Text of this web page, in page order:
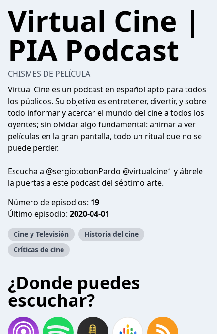
Virtual Cine |
PIA Podcast
CHISMES DE PELÍCULA
Virtual Cine es un podcast en español apto para todos
los públicos. Su objetivo es entretener, divertir, y sobre
todo informar y acercar el mundo del cine a todos los
oyentes; sin olvidar algo fundamental: animar a ver
películas en la gran pantalla, todo un ritual que no se
puede perder.
Escucha a @sergiotobonPardo @virtualcine1 y ábrele
la puertas a este podcast del séptimo arte.
Número de episodios: 19
Último episodio: 2020-04-01
Cine y Televisión
Historia del cine
Críticas de cine
¿Donde puedes
escuchar?